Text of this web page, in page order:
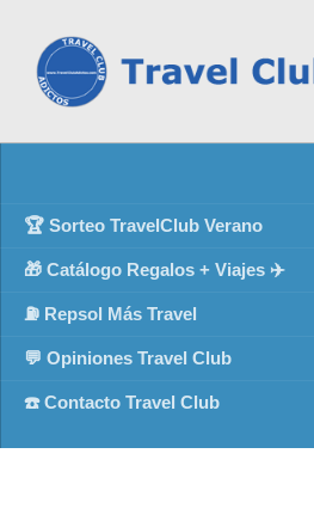
🏆 Sorteo TravelClub Verano
🎁 Catálogo Regalos + Viajes ✈️
⛽ Repsol Más Travel
💬 Opiniones Travel Club
☎️ Contacto Travel Club